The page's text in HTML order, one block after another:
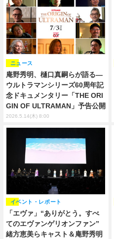
庵野秀明、樋口真嗣らが語る―
ウルトラマンシリーズ60周年記
念ドキュメンタリー「THE ORI
GIN OF ULTRAMAN」予告公開
ニュース
2026.5.14(木) 8:00
「エヴァ」“ありがとう。すべ
てのエヴァンゲリオンファン”
緒方恵美らキャスト＆庵野秀明
イベント・レポート